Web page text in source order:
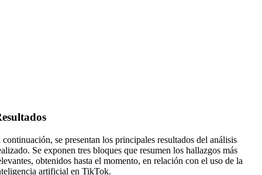
continuación, se presentan los principales resultados del análisis
Se exponen tres bloques que resumen los hallazgos más
obtenidos hasta el momento, en relación con el uso de la
artificial en TikTok.